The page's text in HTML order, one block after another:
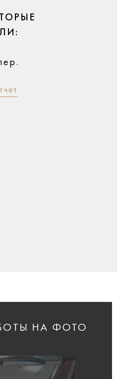
НА ФОТО